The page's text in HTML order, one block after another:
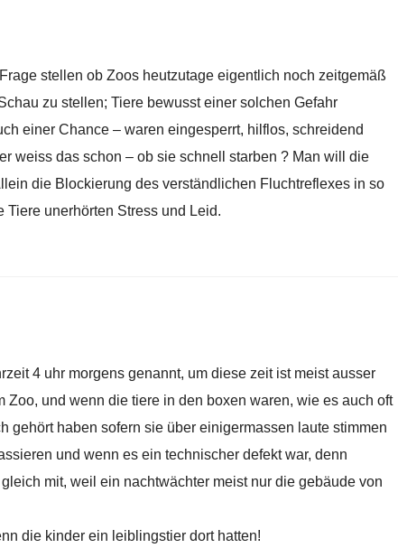
stellen ob Zoos heutzutage eigentlich noch zeitgemäß
zu stellen; Tiere bewusst einer solchen Gefahr
einer Chance – waren eingesperrt, hilflos, schreidend
weiss das schon – ob sie schnell starben ? Man will die
die Blockierung des verständlichen Fluchtreflexes in so
unerhörten Stress und Leid.
4 uhr morgens genannt, um diese zeit ist meist ausser
Zoo, und wenn die tiere in den boxen waren, wie es auch oft
gehört haben sofern sie über einigermassen laute stimmen
und wenn es ein technischer defekt war, denn
mit, weil ein nachtwächter meist nur die gebäude von
die kinder ein leiblingstier dort hatten!